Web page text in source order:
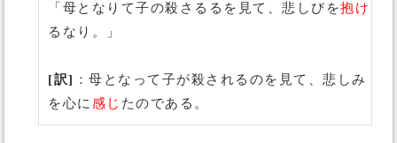
「母となりて子の殺さるるを見て、悲しびを抱け
るなり。」
[訳] ：母となって子が殺されるのを見て、悲しみ
を心に 感じ たのである。